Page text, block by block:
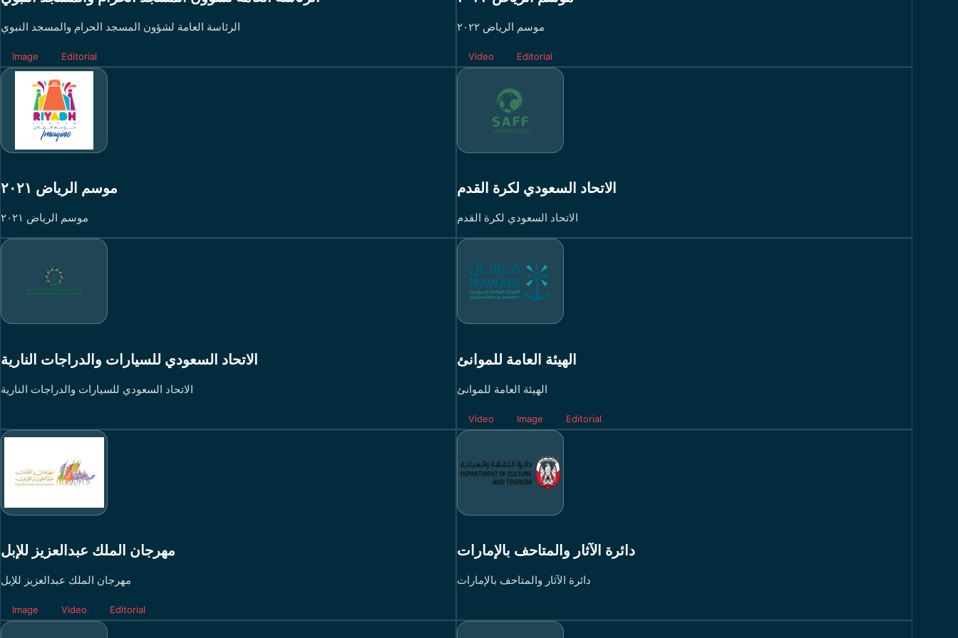
الرئاسة العامة لشؤون المسجد الحرام والمسجد النبوي
Image Editorial
موسم الرياض ٢٠٢٢
Video Editorial
موسم الرياض ٢٠٢١
موسم الرياض ٢٠٢١
الاتحاد السعودي لكرة القدم
الاتحاد السعودي لكرة القدم
الاتحاد السعودي للسيارات والدراجات النارية
الاتحاد السعودي للسيارات والدراجات النارية
الهيئة العامة للموانئ
الهيئة العامة للموانئ
Video Image Editorial
مهرجان الملك عبدالعزيز للإبل
مهرجان الملك عبدالعزيز للإبل
Image Video Editorial
دائرة الآثار والمتاحف بالإمارات
دائرة الآثار والمتاحف بالإمارات